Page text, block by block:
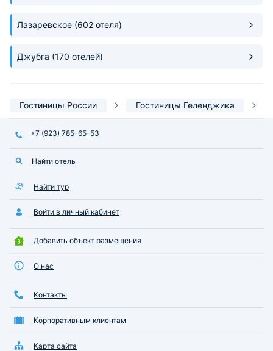
Лазаревское (602 отеля)
Джубга (170 отелей)
Гостиницы России Гостиницы Геленджика
+7 (923) 785-65-53
Найти отель
Найти тур
Войти в личный кабинет
Добавить объект размещения
О нас
Контакты
Корпоративным клиентам
Карта сайта